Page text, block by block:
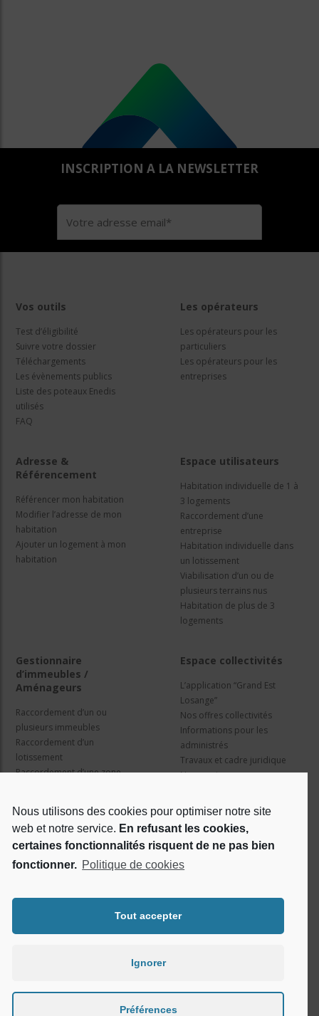
Nous utilisons des cookies pour optimiser notre site
web et notre service. En refusant les cookies,
certaines fonctionnalités risquent de ne pas bien
fonctionner. Politique de cookies
Tout accepter
Ignorer
Préférences
INSCRIPTION A LA NEWSLETTER
Vos outils
Test d’éligibilité
Suivre votre dossier
Téléchargements
Les évènements publics
Liste des poteaux Enedis
utilisés
FAQ
Les opérateurs
Les opérateurs pour les
particuliers
Les opérateurs pour les
entreprises
Adresse &
Référencement
Référencer mon habitation
Modifier l’adresse de mon
habitation
Ajouter un logement à mon
habitation
Espace utilisateurs
Habitation individuelle de 1 à
3 logements
Raccordement d’une
entreprise
Habitation individuelle dans
un lotissement
Viabilisation d’un ou de
plusieurs terrains nus
Habitation de plus de 3
logements
Gestionnaire
d’immeubles /
Aménageurs
Raccordement d’un ou
plusieurs immeubles
Raccordement d’un
lotissement
Raccordement d’une zone
Espace collectivités
L’application “Grand Est
Losange”
Nos offres collectivités
Informations pour les
administrés
Travaux et cadre juridique
Nos services
Qui sommes nous ?
Le projet Losange
Réseaux sociaux